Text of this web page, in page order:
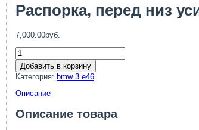
Распорка, перед низ
7,000.00руб.
Добавить в корзину
Категория: bmw 3 e46
Описание
Описание товара